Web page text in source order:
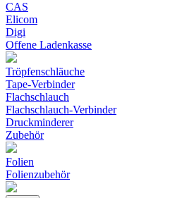
CAS
Elicom
Digi
Offene Ladenkasse
Tröpfenschläuche
Tape-Verbinder
Flachschlauch
Flachschlauch-Verbinder
Druckminderer
Zubehör
Folien
Folienzubehör